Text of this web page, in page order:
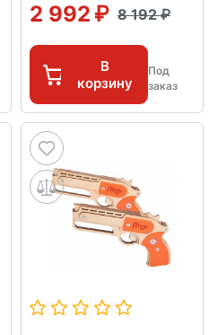
2 992 8 192
В
корзину
Под
заказ